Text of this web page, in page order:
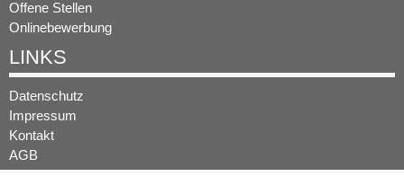
Offene Stellen
Onlinebewerbung
LINKS
Datenschutz
Impressum
Kontakt
AGB